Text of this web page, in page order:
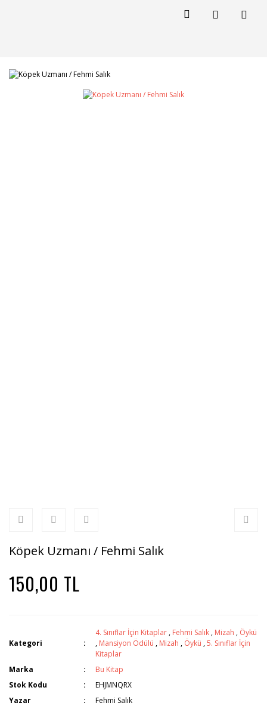
Köpek Uzmanı / Fehmi Salık
150,00 TL
Kategori
4. Sınıflar İçin Kitaplar , Fehmi Salık , Mizah , Öykü
, Mansiyon Ödülü , Mizah , Öykü ,5. Sınıflar İçin
Kitaplar
Marka
Bu Kitap
Stok Kodu
EHJMNQRX
Yazar
Fehmi Salık